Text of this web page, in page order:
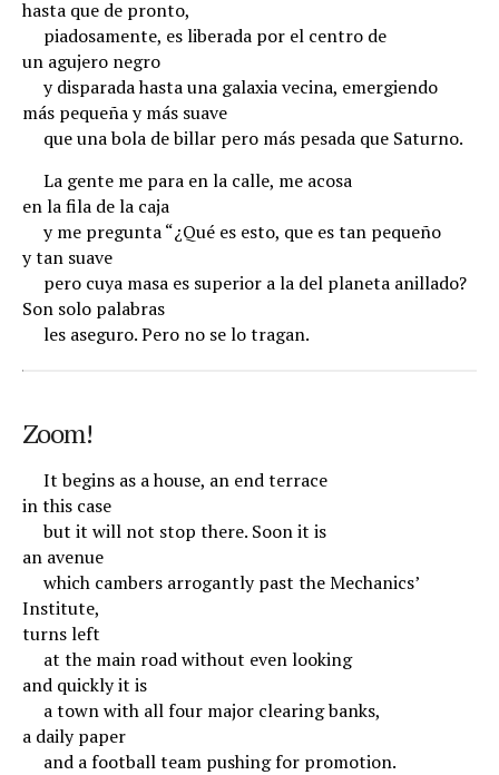
hasta que de pronto,
piadosamente, es liberada por el centro de
un agujero negro
y disparada hasta una galaxia vecina, emergiendo
más pequeña y más suave
que una bola de billar pero más pesada que Saturno.
La gente me para en la calle, me acosa
en la fila de la caja
y me pregunta “¿Qué es esto, que es tan pequeño
y tan suave
pero cuya masa es superior a la del planeta anillado?
Son solo palabras
les aseguro. Pero no se lo tragan.
Zoom!
It begins as a house, an end terrace
in this case
but it will not stop there. Soon it is
an avenue
which cambers arrogantly past the Mechanics’
Institute,
turns left
at the main road without even looking
and quickly it is
a town with all four major clearing banks,
a daily paper
and a football team pushing for promotion.